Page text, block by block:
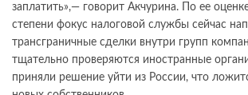
заплатить»,— говорит Акчурина. По ее
степени фокус налоговой службы сейчас
трансграничные сделки внутри групп
тщательно проверяются иностранные
приняли решение уйти из России, что